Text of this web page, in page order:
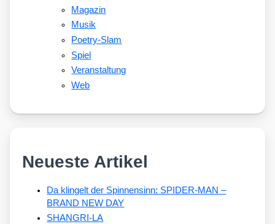
Magazin
Musik
Poetry-Slam
Spiel
Veranstaltung
Web
Neueste Artikel
Da klingelt der Spinnensinn: SPIDER-MAN –
BRAND NEW DAY
SHANGRI-LA